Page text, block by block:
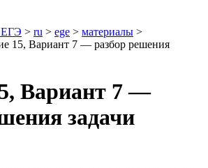
ЕГЭ > ru > ege > материалы >
15, Вариант 7 — разбор решения
Вариант 7 —
задачи